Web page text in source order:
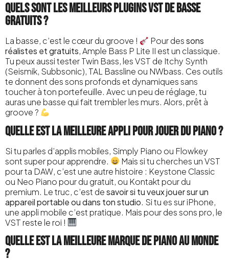
Quels sont les meilleurs plugins VST de basse
gratuits ?
La basse, c’est le cœur du groove ! Pour dessons
réalistes et gratuits, Ample Bass P Lite II est un classique.
Tu peux aussi tester Twin Bass, les VST de Itchy Synth
(Seismik, Subbsonic), TAL Bassline ou NWbass. Ces outils
te donnent des sons profonds et dynamiques sans
toucher à ton portefeuille. Avec un peu de réglage, tu
auras une basse qui fait trembler les murs. Alors, prêt à
groove ?
Quelle est la meilleure appli pour jouer du piano ?
Si tu parles d’applis mobiles, Simply Piano ou Flowkey
sont super pour apprendre.
Mais si tu cherches un VST
pour ta DAW, c’est une autre histoire : Keystone Classic
ou Neo Piano pour du gratuit, ou Kontakt pour du
premium. Le truc, c’est desavoir si tu veux jouer sur un
appareil portable ou dans ton studio. Si tu es sur iPhone,
une appli mobile c’est pratique. Mais pour des sons pro, le
VST reste le roi !
Quelle est la meilleure marque de piano au monde
?